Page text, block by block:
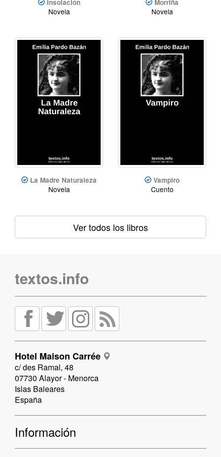
Insolación
Novela
Morriña
Novela
La Madre Naturaleza
Novela
Vampiro
Cuento
Ver todos los libros
textos.info
Hotel Maison Carrée
c/ des Ramal, 48
07730 Alayor - Menorca
Islas Baleares
España
Información